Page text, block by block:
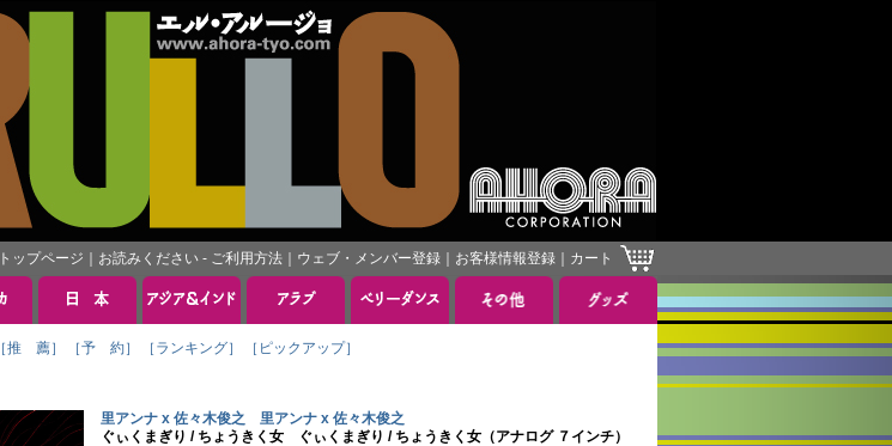
トップページ お読みください - ご利用方法 ウェブ・メンバー登録 お客様情報登録 カート
［推 薦］ ［予 約］ ［ランキング］ ［ピックアップ］
里アンナ x 佐々木俊之 里アンナ x 佐々木俊之
ぐぃくまぎり / ちょうきく女 ぐぃくまぎり / ちょうきく女（アナログ ７インチ）